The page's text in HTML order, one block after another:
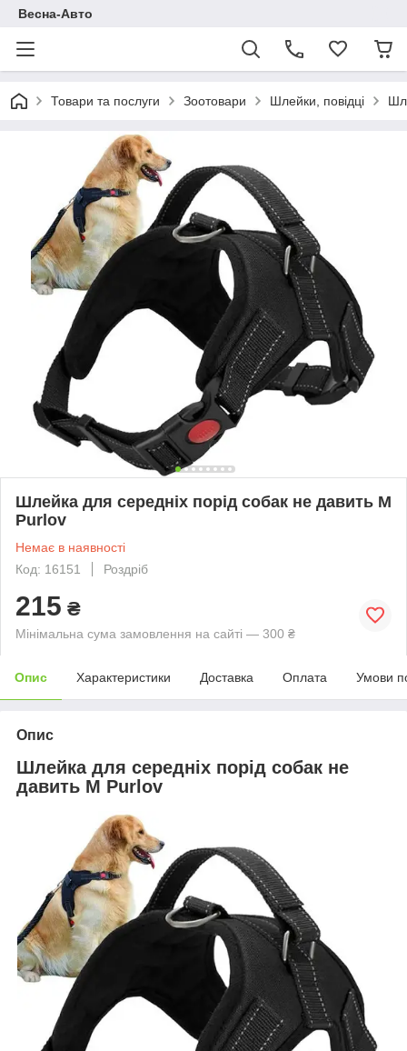
Весна-Авто
Товари та послуги Зоотовари Шлейки, повідці
Шлейка для середніх порід собак не давить M
Purlov
Немає в наявності
Код: 16151
Роздріб
215 ₴
Мінімальна сума замовлення на сайті — 300 ₴
Опис Характеристики Доставка Оплата Умови
Опис
Шлейка для середніх порід собак не
давить M Purlov